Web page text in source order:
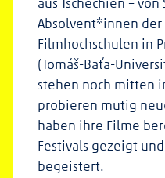
Absolvent*innen
Filmhochschulen in
(Tomáš-Baťa-
stehen noch mitten
probieren mutig
haben ihre Filme
Festivals gezeigt
begeistert.